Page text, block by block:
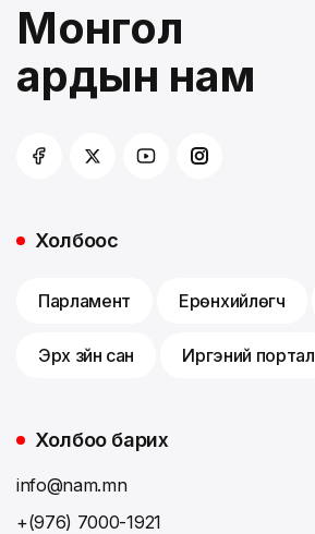
Монгол
ардын нам
Холбоос
Парламент Ерөнхийлөгч
Эрх зүйн сан Иргэний портал
Холбоо барих
info@nam.mn
+(976) 7000-1921